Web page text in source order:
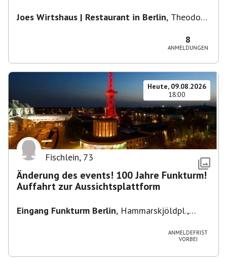
Joes Wirtshaus | Restaurant in Berlin, Theodor-
8
ANMELDUNGEN
Heute, 09.08.2026
18:00
Fischlein, 73
Änderung des events! 100 Jahre Funkturm!
Auffahrt zur Aussichtsplattform
Eingang Funkturm Berlin, Hammarskjöldpl.,
ANMELDEFRIST
VORBEI